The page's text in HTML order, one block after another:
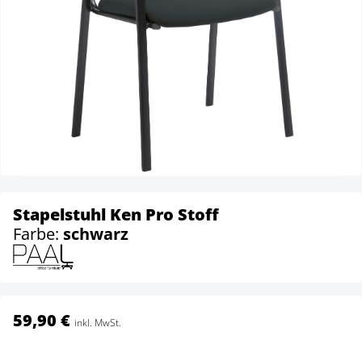
Stapelstuhl Ken Pro Stoff
Farbe: schwarz
59,90 € inkl. MwSt.